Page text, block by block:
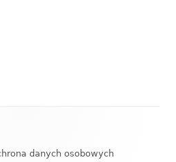
danych osobowych